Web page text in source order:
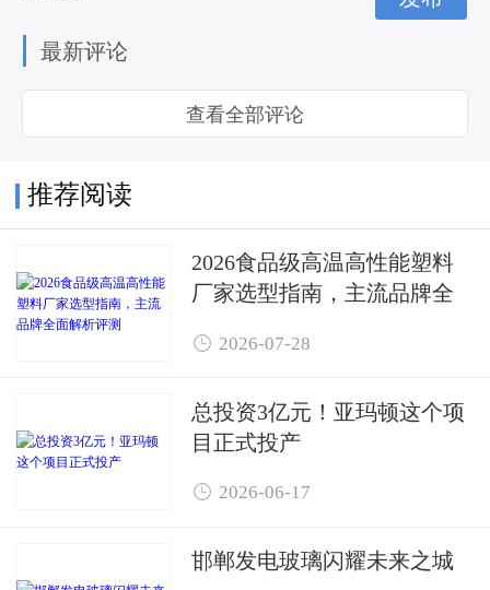
最新评论
查看全部评论
推荐阅读
2026食品级高温高性能塑料
厂家选型指南，主流品牌全
 2026-07-28
总投资3亿元！亚玛顿这个项
目正式投产
 2026-06-17
邯郸发电玻璃闪耀未来之城